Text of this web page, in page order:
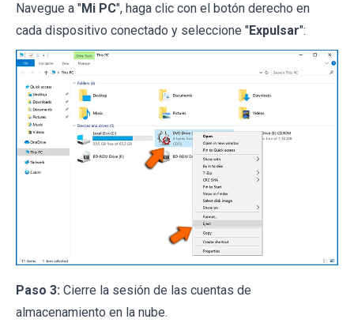
Navegue a "Mi PC", haga clic con el botón derecho en
cada dispositivo conectado y seleccione "Expulsar":
Paso 3: Cierre la sesión de las cuentas de
almacenamiento en la nube.